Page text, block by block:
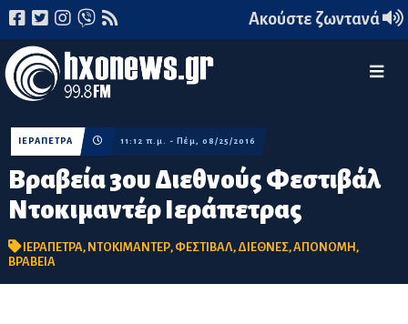
Ακούστε ζωντανά
Βραβεία 3ου Διεθνούς Φεστιβάλ
Ντοκιμαντέρ Ιεράπετρας
ΙΕΡΑΠΕΤΡΑ 11:12 π.μ. - Πέμ, 08/25/2016
ΙΕΡΑΠΕΤΡΑ, ΝΤΟΚΙΜΑΝΤΕΡ, ΦΕΣΤΙΒΑΛ, ΔΙΕΘΝΕΣ,ΑΠΟΝΟΜΗ,
ΒΡΑΒΕΙΑ